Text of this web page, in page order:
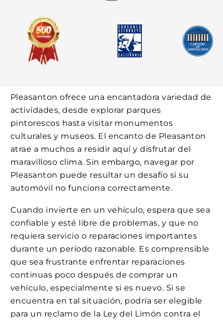
Pleasanton ofrece una encantadora variedad de
actividades, desde explorar parques
pintorescos hasta visitar monumentos
culturales y museos. El encanto de Pleasanton
atrae a muchos a residir aquí y disfrutar del
maravilloso clima. Sin embargo, navegar por
Pleasanton puede resultar un desafío si su
automóvil no funciona correctamente.
Cuando invierte en un vehículo, espera que sea
confiable y esté libre de problemas, y que no
requiera servicio o reparaciones importantes
durante un período razonable. Es comprensible
que sea frustrante enfrentar reparaciones
continuas poco después de comprar un
vehículo, especialmente si es nuevo. Si se
encuentra en tal situación, podría ser elegible
para un reclamo de la Ley del Limón contra el